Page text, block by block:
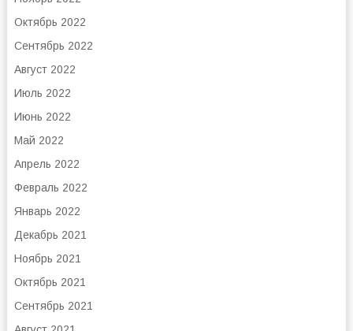
Октябрь 2022
Сентябрь 2022
Август 2022
Июль 2022
Июнь 2022
Май 2022
Апрель 2022
Февраль 2022
Январь 2022
Декабрь 2021
Ноябрь 2021
Октябрь 2021
Сентябрь 2021